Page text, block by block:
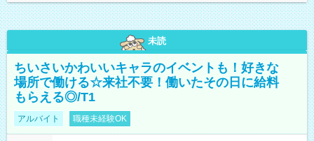
未読
ちいさいかわいいキャラのイベントも！好きな
場所で働ける☆来社不要！働いたその日に給料
もらえる◎/T1
アルバイト 職種未経験OK